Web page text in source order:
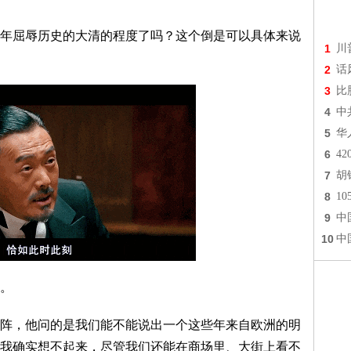
屈辱历史的大清的程度了吗？这个倒是可以具体来说
，他问的是我们能不能说出一个这些年来自欧洲的明
确实想不起来，尽管我们还能在商场里、大街上看不
1 川
2 话
3 比
4 中
5 华
6
7 胡
8
9 中
10 中